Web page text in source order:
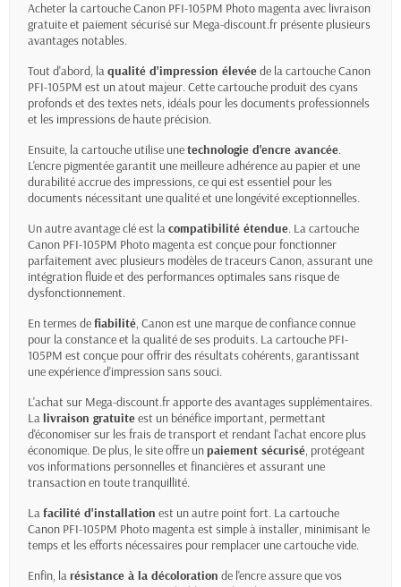
Acheter la cartouche Canon PFI-105PM Photo magenta avec livraison
gratuite et paiement sécurisé sur Mega-discount.fr présente plusieurs
avantages notables.
Tout d'abord, laqualité d'impression élevéede la cartouche Canon
PFI-105PM est un atout majeur. Cette cartouche produit des cyans
profonds et des textes nets, idéals pour les documents professionnels
et les impressions de haute précision.
Ensuite, la cartouche utilise unetechnologie d'encre avancée.
L'encre pigmentée garantit une meilleure adhérence au papier et une
durabilité accrue des impressions, ce qui est essentiel pour les
documents nécessitant une qualité et une longévité exceptionnelles.
Un autre avantage clé est lacompatibilité étendue. La cartouche
Canon PFI-105PM Photo magenta est conçue pour fonctionner
parfaitement avec plusieurs modèles de traceurs Canon, assurant une
intégration fluide et des performances optimales sans risque de
dysfonctionnement.
En termes defiabilité, Canon est une marque de confiance connue
pour la constance et la qualité de ses produits. La cartouche PFI-
105PM est conçue pour offrir des résultats cohérents, garantissant
une expérience d'impression sans souci.
L'achat sur Mega-discount.fr apporte des avantages supplémentaires.
Lalivraison gratuiteest un bénéfice important, permettant
d'économiser sur les frais de transport et rendant l'achat encore plus
économique. De plus, le site offre unpaiement sécurisé, protégeant
vos informations personnelles et financières et assurant une
transaction en toute tranquillité.
Lafacilité d'installation est un autre point fort. La cartouche
Canon PFI-105PM Photo magenta est simple à installer, minimisant le
temps et les efforts nécessaires pour remplacer une cartouche vide.
Enfin, larésistance à la décoloration de l'encre assure que vos